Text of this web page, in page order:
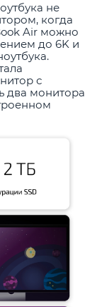
не
когда
Air можно
до 6K и
с
два монитора